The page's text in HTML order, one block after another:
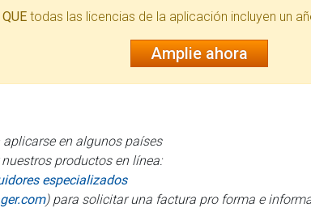
todas las licencias de la aplicación incluyen un
Amplie ahora
en algunos países
productos en línea:
especializados
) para solicitar una factura pro forma e